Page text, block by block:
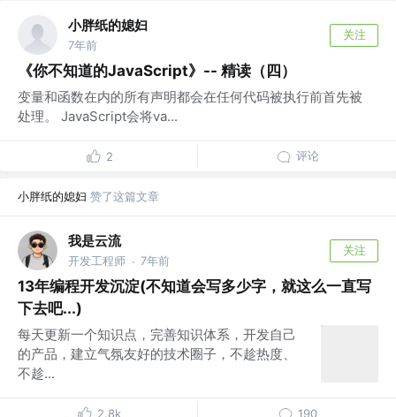
小胖纸的媳妇
7年前
关注
《你不知道的JavaScript》-- 精读（四）
变量和函数在内的所有声明都会在任何代码被执行前首先被
处理。 JavaScript会将va...
2 评论
小胖纸的媳妇 赞了这篇文章
我是云流
开发工程师 · 7年前
关注
13年编程开发沉淀(不知道会写多少字，就这么一直写
下去吧...)
每天更新一个知识点，完善知识体系，开发自己
的产品，建立气氛友好的技术圈子，不趁热度、
不趁...
2.8k 190